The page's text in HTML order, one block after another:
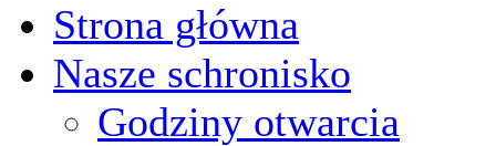
Strona główna
Nasze schronisko
Godziny otwarcia